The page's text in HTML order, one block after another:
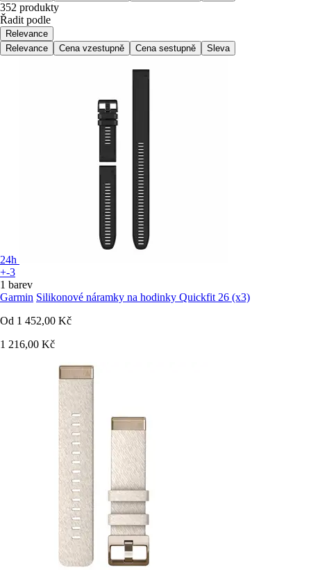
352 produkty
Řadit podle
Relevance
Relevance
Cena vzestupně Cena sestupně Sleva
24h
+-3
1 barev
Garmin Silikonové náramky na hodinky Quickfit 26 (x3)
Od 1 452,00 Kč
1 216,00 Kč